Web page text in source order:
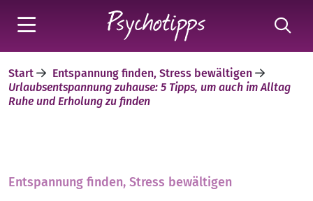
Start
Entspannung finden, Stress bewältigen
Urlaubsentspannung zuhause: 5 Tipps, um auch im Alltag
Ruhe und Erholung zu finden
Entspannung finden, Stress bewältigen